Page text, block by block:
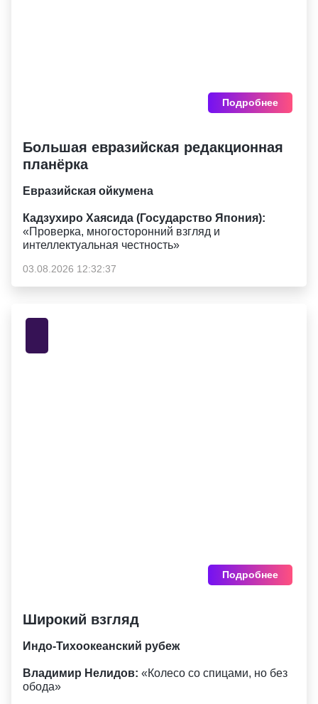
Подробнее
Большая евразийская редакционная
планёрка
Евразийская ойкумена
Кадзухиро Хаясида (Государство Япония):
«Проверка, многосторонний взгляд и
интеллектуальная честность»
03.08.2026 12:32:37
Подробнее
Широкий взгляд
Индо-Тихоокеанский рубеж
Владимир Нелидов: «Колесо со спицами, но без
обода»